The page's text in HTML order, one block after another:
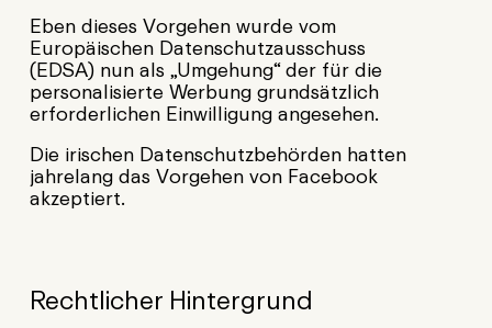
Eben dieses Vorgehen wurde vom
Europäischen Datenschutzausschuss
(EDSA) nun als „Umgehung“ der für die
personalisierte Werbung grundsätzlich
erforderlichen Einwilligung angesehen.
Die irischen Datenschutzbehörden hatten
jahrelang das Vorgehen von Facebook
akzeptiert.
Rechtlicher Hintergrund